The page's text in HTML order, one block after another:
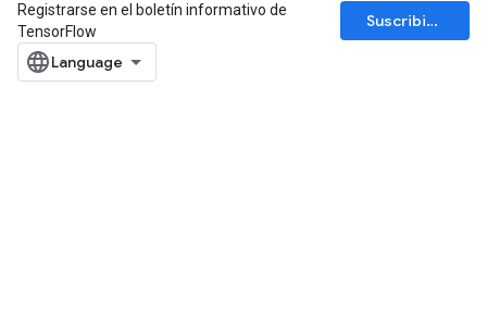
Registrarse en el boletín informativo de
TensorFlow
Suscribirse